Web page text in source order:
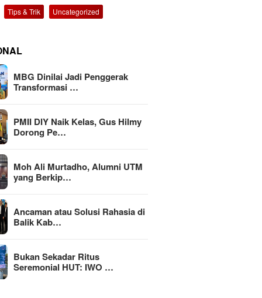
Tips & Trik Uncategorized
MBG Dinilai Jadi Penggerak
Transformasi …
PMII DIY Naik Kelas, Gus Hilmy
Dorong Pe…
Moh Ali Murtadho, Alumni UTM
yang Berkip…
Ancaman atau Solusi Rahasia di
Balik Kab…
Bukan Sekadar Ritus
Seremonial HUT: IWO …